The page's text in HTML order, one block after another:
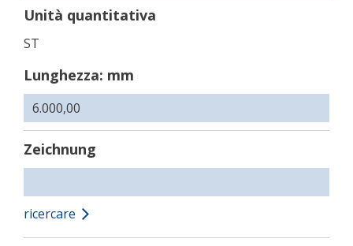
Unità quantitativa
ST
Lunghezza: mm
Zeichnung
ricercare